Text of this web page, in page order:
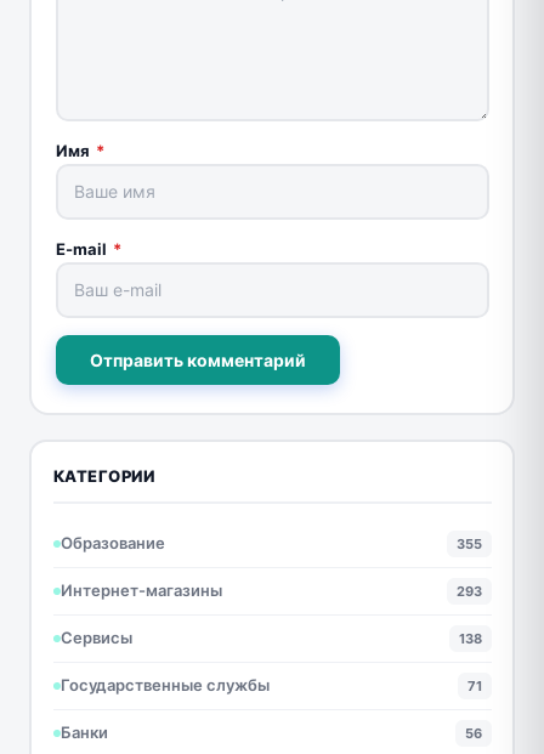
Имя *
E-mail *
Отправить комментарий
КАТЕГОРИИ
Образование 355
Интернет-магазины 293
Сервисы 138
Государственные службы 71
Банки 56